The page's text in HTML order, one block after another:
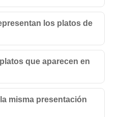
los platos de
que aparecen en
misma presentación